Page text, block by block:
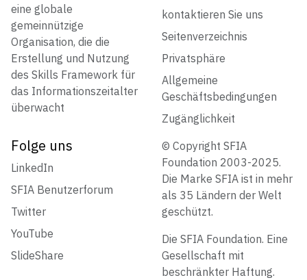
eine globale
gemeinnützige
Organisation, die die
Erstellung und Nutzung
des Skills Framework für
das Informationszeitalter
überwacht
kontaktieren Sie uns
Seitenverzeichnis
Privatsphäre
Allgemeine
Geschäftsbedingungen
Zugänglichkeit
Folge uns
LinkedIn
SFIA Benutzerforum
Twitter
YouTube
SlideShare
© Copyright SFIA
Foundation 2003-2025.
Die Marke SFIA ist in mehr
als 35 Ländern der Welt
geschützt.
Die SFIA Foundation. Eine
Gesellschaft mit
beschränkter Haftung.